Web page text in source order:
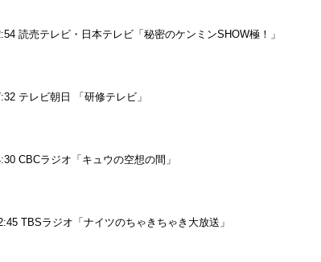
読売テレビ・日本テレビ「秘密のケンミンSHOW極！」
テレビ朝日 「研修テレビ」
CBCラジオ「キュウの空想の間」
TBSラジオ「ナイツのちゃきちゃき大放送」